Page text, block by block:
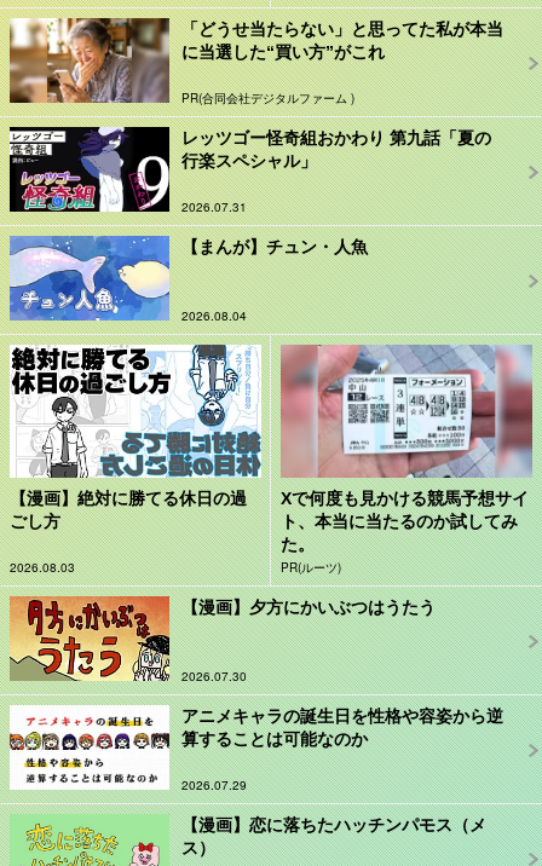
「どうせ当たらない」と思ってた私が本当
に当選した“買い方”がこれ
PR(合同会社デジタルファーム )
レッツゴー怪奇組おかわり 第九話「夏の
行楽スペシャル」
2026.07.31
【まんが】チュン・人魚
2026.08.04
【漫画】絶対に勝てる休日の過
ごし方
2026.08.03
Xで何度も見かける競馬予想サイ
ト、本当に当たるのか試してみ
た。
PR(ルーツ)
【漫画】夕方にかいぶつはうたう
2026.07.30
アニメキャラの誕生日を性格や容姿から逆
算することは可能なのか
2026.07.29
【漫画】恋に落ちたハッチンパモス（メ
ス）